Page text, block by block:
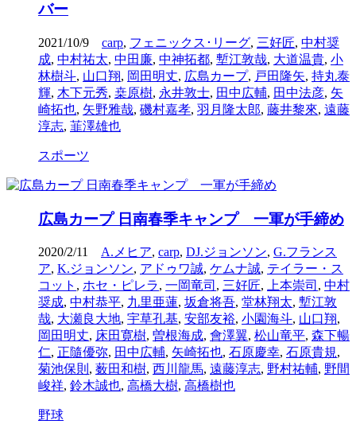
バー
2021/10/9 carp, フェニックス･リーグ, 三好匠, 中村奨
成, 中村祐太, 中田廉, 中神拓都, 塹江敦哉, 大道温貴, 小
林樹斗, 山口翔, 岡田明丈, 広島カープ, 戸田隆矢, 持丸泰
輝, 木下元秀, 桒原樹, 永井敦士, 田中広輔, 田中法彦, 矢
崎拓也, 矢野雅哉, 磯村嘉孝, 羽月隆太郎, 藤井黎來, 遠藤
淳志, 韮澤雄也
スポーツ
広島カープ 日南春季キャンプ 一軍が手締め
2020/2/11 A.メヒア, carp, DJ.ジョンソン, G.フランス
ア, K.ジョンソン, アドゥワ誠, ケムナ誠, テイラー・ス
コット , ホセ・ピレラ, 一岡竜司 , 三好匠, 上本崇司 , 中村
奨成, 中村恭平, 九里亜蓮, 坂倉将吾, 堂林翔太, 塹江敦
哉, 大瀬良大地, 宇草孔基, 安部友裕, 小園海斗, 山口翔,
岡田明丈, 床田寛樹, 曽根海成, 會澤翼, 松山竜平, 森下暢
仁, 正隨優弥, 田中広輔, 矢崎拓也, 石原慶幸, 石原貴規,
菊池保則 , 薮田和樹, 西川龍馬, 遠藤淳志, 野村祐輔, 野間
峻祥, 鈴木誠也, 高橋大樹, 高橋樹也
野球